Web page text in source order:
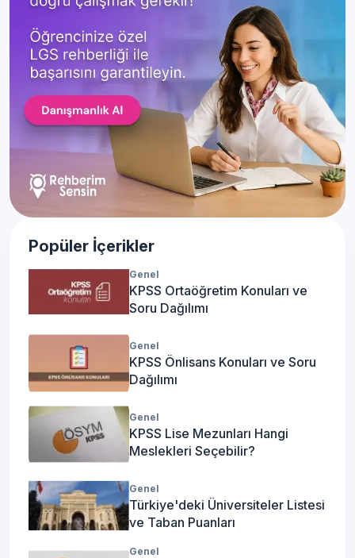
Popüler İçerikler
Genel
KPSS Ortaöğretim Konuları ve
Soru Dağılımı
Genel
KPSS Önlisans Konuları ve Soru
Dağılımı
Genel
KPSS Lise Mezunları Hangi
Meslekleri Seçebilir?
Genel
Türkiye'deki Üniversiteler Listesi
ve Taban Puanları
Genel